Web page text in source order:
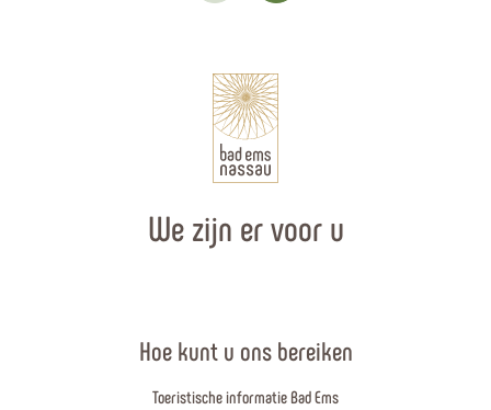
We zijn er voor u
Hoe kunt u ons bereiken
Toeristische informatie Bad Ems